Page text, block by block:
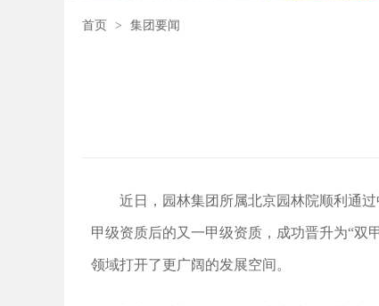
首页 > 集团要闻
近日，园林集团所属北京园林院顺利通
甲级资质后的又一甲级资质，成功晋升为“双
领域打开了更广阔的发展空间。